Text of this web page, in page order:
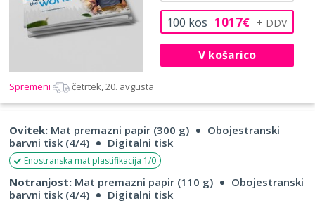
100 kos 1017€
V košarico
Spremeni četrtek, 20. avgusta
Ovitek: Mat premazni papir (300 g)
Obojestranski
barvni tisk (4/4)
Digitalni tisk
Enostranska mat plastifikacija 1/0
Notranjost: Mat premazni papir (110 g)
Obojestranski
barvni tisk (4/4)
Digitalni tisk